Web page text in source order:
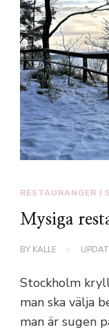
RESTAURANGER I
Mysiga
BY KALLE
Stockholm
man ska välja
man är sugen